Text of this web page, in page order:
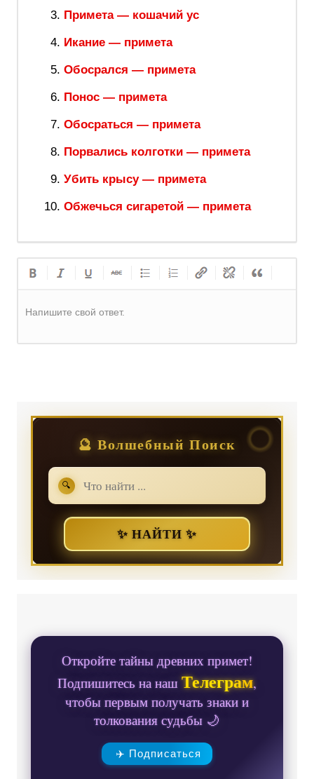
Примета — кошачий ус
Икание — примета
Обосрался — примета
Понос — примета
Обосраться — примета
Порвались колготки — примета
Убить крысу — примета
Обжечься сигаретой — примета
Напишите свой ответ.
🔮 Волшебный Поиск
🔍
✨ НАЙТИ ✨
Откройте тайны древних примет!
Подпишитесь на нашТелеграм,
чтобы первым получать знаки и
толкования судьбы 🌙
✈️ Подписаться